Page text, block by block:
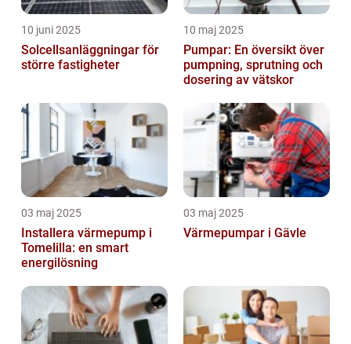
10 juni 2025
Solcellsanläggningar för
större fastigheter
10 maj 2025
Pumpar: En översikt över
pumpning, sprutning och
dosering av vätskor
03 maj 2025
Installera värmepump i
Tomelilla: en smart
energilösning
03 maj 2025
Värmepumpar i Gävle